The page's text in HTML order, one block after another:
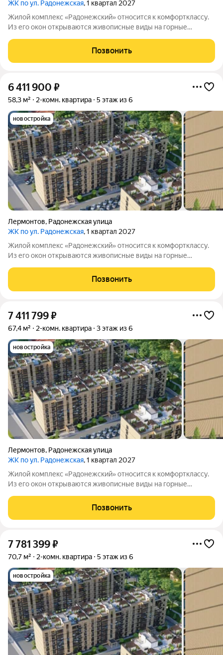
ЖК по ул. Радонежская, 1 квартал 2027
Жилой комплекс «Радонежский» относится к комфортклассу.
Из его окон открываются живописные виды на горные
хребет. Комплекс состоит из четырёх шестиэтажных домов.
Здания возведены из
Позвонить
6 411 900 ₽
58,3 м² 2-комн. квартира 5 этаж из 6
новостройка
Лермонтов, Радонежская улица
ЖК по ул. Радонежская, 1 квартал 2027
Жилой комплекс «Радонежский» относится к комфортклассу.
Из его окон открываются живописные виды на горные
хребет. Комплекс состоит из четырёх шестиэтажных домов.
Здания возведены из
Позвонить
7 411 799₽
67,4 м² 2-комн. квартира 3 этаж из 6
новостройка
Лермонтов, Радонежская улица
ЖК по ул. Радонежская, 1 квартал 2027
Жилой комплекс «Радонежский» относится к комфортклассу.
Из его окон открываются живописные виды на горные
Комплекс состоит из четырёх шестиэтажных домов. Здания
возведены из полнотелого
Позвонить
7 781 399₽
70,7 м² 2-комн. квартира 5 этаж из 6
новостройка